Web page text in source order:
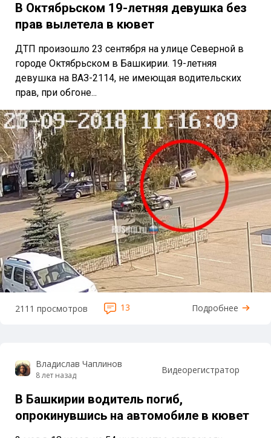
В Октябрьском 19-летняя девушка без
прав вылетела в кювет
ДТП произошло 23 сентября на улице Северной в
городе Октябрьском в Башкирии. 19-летняя
девушка на ВАЗ-2114, не имеющая водительских
прав, при обгоне...
2111 просмотров 13 Подробнее
Владислав Чаплинов
8 лет назад Видеорегистратор
В Башкирии водитель погиб,
опрокинувшись на автомобиле в кювет